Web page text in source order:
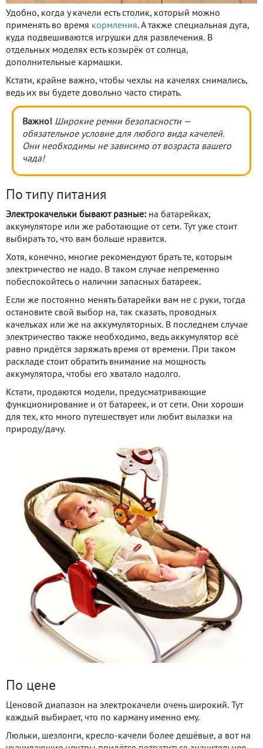
Удобно, когда у качели есть столик, который можно
применять во время кормления. А также специальная дуга,
куда подвешиваются игрушки для развлечения. В
отдельных моделях есть козырёк от солнца,
дополнительные кармашки.
Кстати, крайне важно, чтобы чехлы на качелях снимались,
ведь их вы будете довольно часто стирать.
Важно! Широкие ремни безопасности —
обязательное условие для любого вида качелей.
Они необходимы не зависимо от возраста вашего
чада!
По типу питания
Электрокачельки бывают разные: на батарейках,
аккумуляторе или же работающие от сети. Тут уже стоит
выбирать то, что вам больше нравится.
Хотя, конечно, многие рекомендуют брать те, которым
электричество не надо. В таком случае непременно
побеспокойтесь о наличии запасных батареек.
Если же постоянно менять батарейки вам не с руки, тогда
остановите свой выбор на, так сказать, проводных
качельках или же на аккумуляторных. В последнем случае
электричество также необходимо, ведь аккумулятор всё
равно придётся заряжать время от времени. При таком
раскладе стоит обратить внимание на мощность
аккумулятора, чтобы его хватало надолго.
Кстати, продаются модели, предусматривающие
функционирование и от батареек, и от сети. Они хороши
для тех, кто много путешествует или любит вылазки на
природу/дачу.
По цене
Ценовой диапазон на электрокачели очень широкий. Тут
каждый выбирает, что по карману именно ему.
Люльки, шезлонги, кресло-качели более дешёвые, а вот на